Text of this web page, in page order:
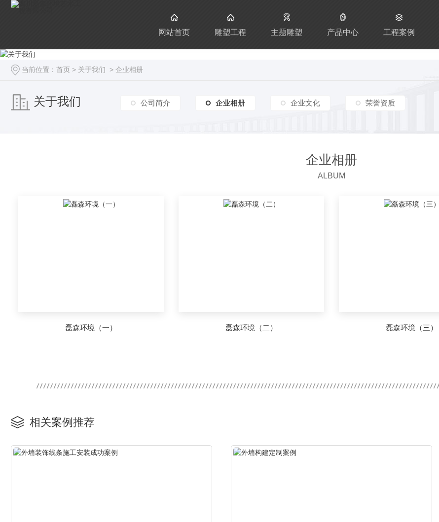
网站首页 雕塑工程 主题雕塑 产品中心 工程案例
当前位置： 首页 > 关于我们 > 企业相册
关于我们 公司简介 企业相册
企业相册 企业文化 荣誉资质
企业相册
ALBUM
磊森环境（一） 磊森环境（二） 磊森环境（三）
相关案例推荐